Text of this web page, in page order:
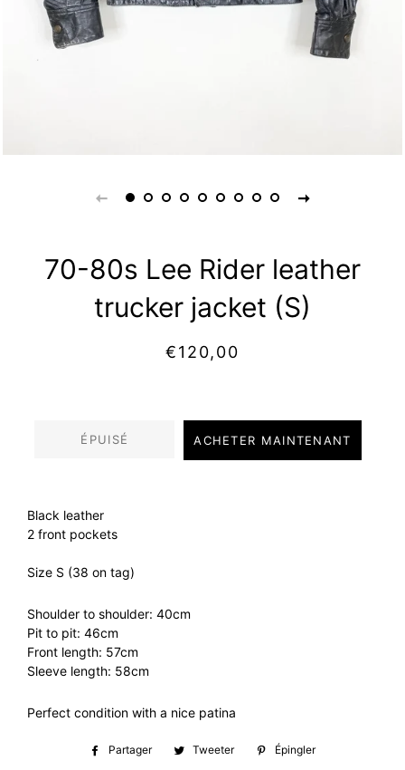
70-80s Lee Rider leather
trucker jacket (S)
Prix
Prix
€120,00
ÉPUISÉ ACHETER MAINTENANT
Black leather
2 front pockets
Size S (38 on tag)
Shoulder to shoulder: 40cm
Pit to pit: 46cm
Front length: 57cm
Sleeve length: 58cm
Perfect condition with a nice patina
Partager
PartagerTweeter
TweeterÉpingler